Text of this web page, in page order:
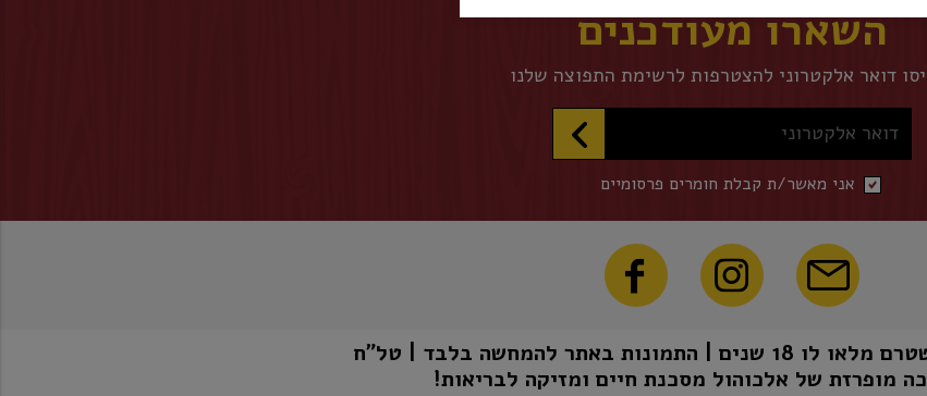
השארו מעודכנים
דואר אלקטרוני להצטרפות לרשימת התפוצה שלנו
דואר אלקטרוני
אני מאשר/ת קבלת חומרים פרסומיים
באתר להמחשה בלבד | טל"ח
מופרזת של אלכוהול מסכנת חיים ומזיקה לבריאות!